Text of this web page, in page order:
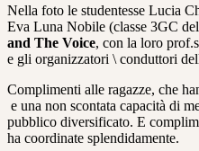
Nella foto le studentesse Lucia
Eva Luna Nobile (classe 3GC
and The Voice, con la loro
e gli organizzatori \ conduttori
Complimenti alle ragazze, che
e una non scontata capacità di
pubblico diversificato. E
ha coordinate splendidamente.